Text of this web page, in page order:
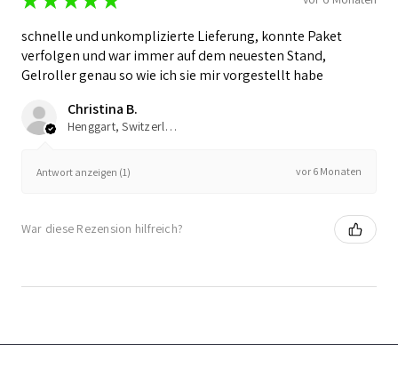
schnelle und unkomplizierte Lieferung, konnte Paket
verfolgen und war immer auf dem neuesten Stand,
Gelroller genau so wie ich sie mir vorgestellt habe
Christina B.
Henggart, Switzerland
Antwort anzeigen (1) vor 6 Monaten
War diese Rezension hilfreich?